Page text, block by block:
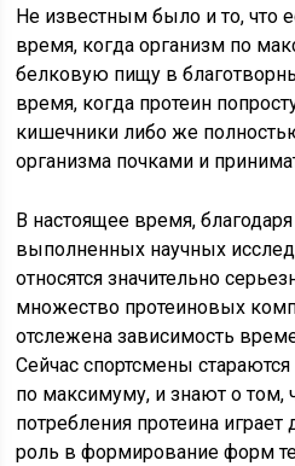
Не известным было и то, что
время, когда организм по
белковую пищу в
время, когда протеин
кишечники либо же
организма почками и
В настоящее время,
выполненных научных
относятся значительно
множество протеиновых
отслежена зависимость
Сейчас спортсмены
по максимуму, и знают о том,
потребления протеина
роль в формирование форм